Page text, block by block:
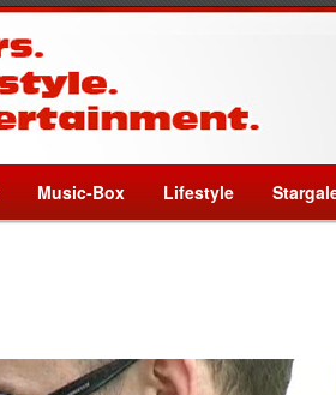
Music-Box Lifestyle